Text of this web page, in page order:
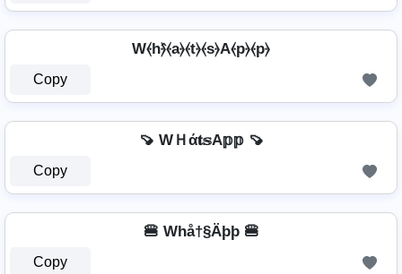
W⦑h⦒̂⦑a⦒⦑t⦒⦑s⦒A⦑p⦒⦑p⦒
Copy
🍠 WＨά𝐭𝕤A𝕡𝕡 🍠
Copy
🍔 Whå†§Äþþ 🍔
Copy